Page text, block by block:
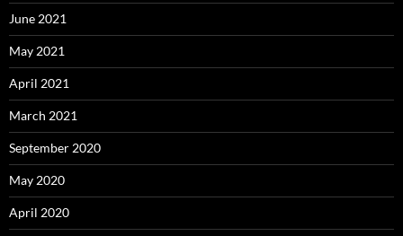
June 2021
May 2021
April 2021
March 2021
September 2020
May 2020
April 2020